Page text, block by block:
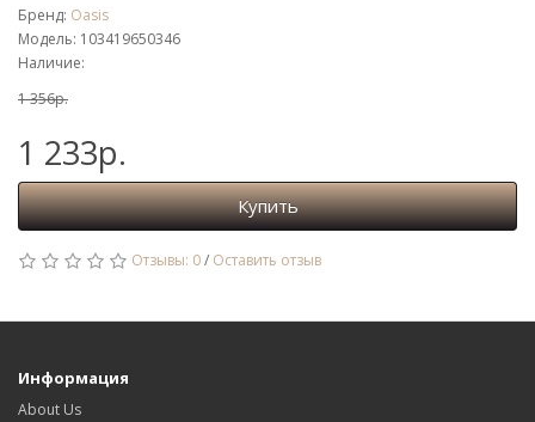
Бренд: Oasis
Модель: 103419650346
Наличие:
1 356р.
1 233р.
Купить
Отзывы: 0/ Оставить отзыв
Информация
About Us